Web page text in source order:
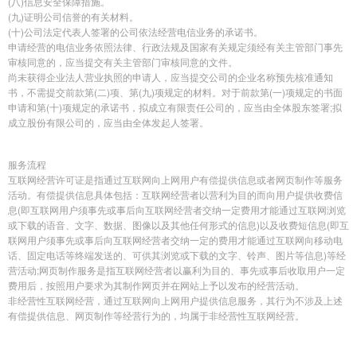
(九)证明公司信誉的有关材料。
(十)公司法定代表人签署的公司依法经营电信业务的承诺书。
申请经营的电信业务依照法律、行政法规及国家有关规定须经有关主管部门事先
审核同意的，应当提交有关主管部门审核同意的文件。
尚未获得企业法人营业执照的申请人，应当提交公司的企业名称预先核准通知
书，不需提交前款第(二)项、第(九)项规定的材料。对于前款第(一)项规定的书面
申请和第(十)项规定的承诺书，拟成立有限责任公司的，应当由全体股东签署;拟
成立股份有限公司的，应当由全体发起人签署。
服务流程
互联网经营许可证是指通过互联网向上网用户有偿提供信息或者网页制作等服务
活动。有偿提供信息具体包括：互联网经营者以营利为目的而向用户提供收费信
息(即互联网用户须事先或事后向互联网经营者交纳一定费用才能通过互联网浏览
或下载的语音、文字、数据、图像以及其他任何形式的信息)以及收费短信息(即互
联网用户须事先或事后向互联网经营者交纳一定的费用才能通过互联网向移动电
话、固定电话等终端发送的、可供其浏览或下载的文字、铃声、图片等信息)等经
营活动;网页制作服务是指互联网经营者以赢利为目的、事先或事后收取用户一定
费用后，按照用户要求为其制作网页并在网站上予以发布的经营活动。
非经营性互联网经营，通过互联网向上网用户提供信息服务，其行为不涉及上述
有偿提供信息、网页制作等经营行为的，均属于非经营性互联网经营。